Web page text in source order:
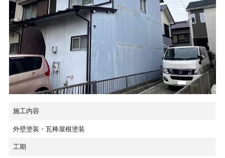
施工内容
外壁塗装・瓦棒屋根塗装
工期